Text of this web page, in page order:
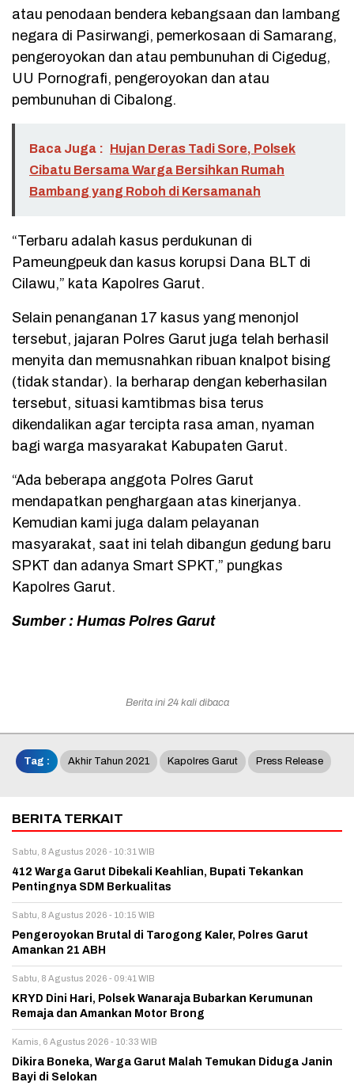
atau penodaan bendera kebangsaan dan lambang
negara di Pasirwangi, pemerkosaan di Samarang,
pengeroyokan dan atau pembunuhan di Cigedug,
UU Pornografi, pengeroyokan dan atau
pembunuhan di Cibalong.
Baca Juga : Hujan Deras Tadi Sore, Polsek
Cibatu Bersama Warga Bersihkan Rumah
Bambang yang Roboh di Kersamanah
“Terbaru adalah kasus perdukunan di
Pameungpeuk dan kasus korupsi Dana BLT di
Cilawu,” kata Kapolres Garut.
Selain penanganan 17 kasus yang menonjol
tersebut, jajaran Polres Garut juga telah berhasil
menyita dan memusnahkan ribuan knalpot bising
(tidak standar). Ia berharap dengan keberhasilan
tersebut, situasi kamtibmas bisa terus
dikendalikan agar tercipta rasa aman, nyaman
bagi warga masyarakat Kabupaten Garut.
“Ada beberapa anggota Polres Garut
mendapatkan penghargaan atas kinerjanya.
Kemudian kami juga dalam pelayanan
masyarakat, saat ini telah dibangun gedung baru
SPKT dan adanya Smart SPKT,” pungkas
Kapolres Garut.
Sumber : Humas Polres Garut
Berita ini 24 kali dibaca
Tag : Akhir Tahun 2021 Kapolres Garut Press Release
BERITA TERKAIT
Sabtu, 8 Agustus 2026 - 10:31 WIB
412 Warga Garut Dibekali Keahlian, Bupati Tekankan
Pentingnya SDM Berkualitas
Sabtu, 8 Agustus 2026 - 10:15 WIB
Pengeroyokan Brutal di Tarogong Kaler, Polres Garut
Amankan 21 ABH
Sabtu, 8 Agustus 2026 - 09:41 WIB
KRYD Dini Hari, Polsek Wanaraja Bubarkan Kerumunan
Remaja dan Amankan Motor Brong
Kamis, 6 Agustus 2026 - 10:33 WIB
Dikira Boneka, Warga Garut Malah Temukan Diduga Janin
Bayi di Selokan